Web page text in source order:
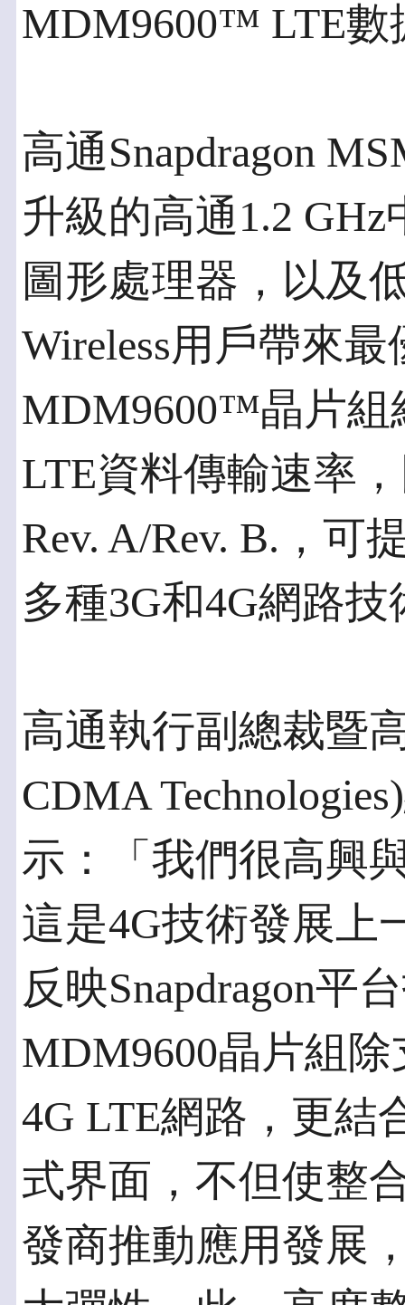
MDM9600™ LTE數
高通Snapdragon
升級的高通1.2
圖形處理器，以及
Wireless用戶帶來
MDM9600™晶片
LTE資料傳輸速率
Rev. A/Rev. B.，可
多種3G和4G網路技
高通執行副總裁暨
CDMA
示：「我們很高興
這是4G技術發展上
反映Snapdragon平
MDM9600晶片組除
4G LTE網路，更結
式界面，不但使整
發商推動應用發展